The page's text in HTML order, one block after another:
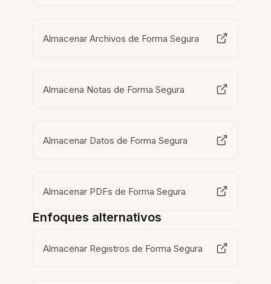
Almacenar Archivos de Forma Segura
Almacena Notas de Forma Segura
Almacenar Datos de Forma Segura
Almacenar PDFs de Forma Segura
Enfoques alternativos
Almacenar Registros de Forma Segura